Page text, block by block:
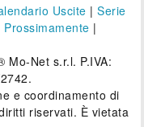
Uscite |Serie
Prossimamente |
Mo-Net s.r.l. P.IVA:
e coordinamento di
riservati. È vietata